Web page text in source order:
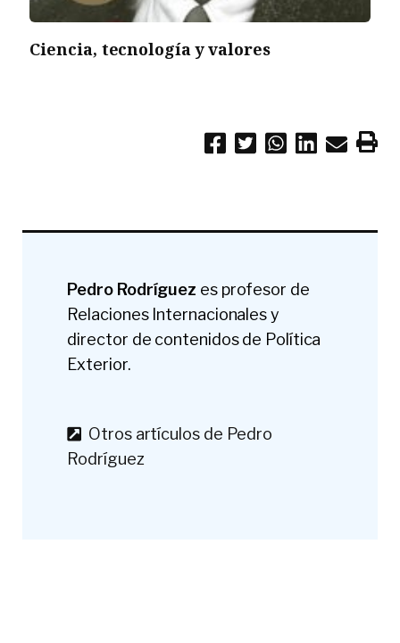
Ciencia, tecnología y valores
Pedro Rodríguez es profesor de
Relaciones Internacionales y
director de contenidos de Política
Exterior.
Otros artículos de Pedro
Rodríguez